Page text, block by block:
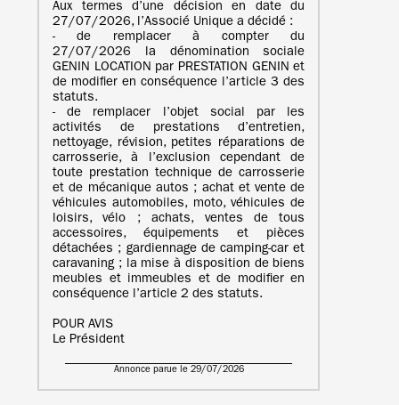
Aux termes d’une décision en date du
27/07/2026, l’Associé Unique a décidé :
- de remplacer à compter du
27/07/2026 la dénomination sociale
GENIN LOCATION par PRESTATION GENIN et
de modifier en conséquence l’article 3 des
statuts.
- de remplacer l’objet social par les
activités de prestations d’entretien,
nettoyage, révision, petites réparations de
carrosserie, à l’exclusion cependant de
toute prestation technique de carrosserie
et de mécanique autos ; achat et vente de
véhicules automobiles, moto, véhicules de
loisirs, vélo ; achats, ventes de tous
accessoires, équipements et pièces
détachées ; gardiennage de camping-car et
caravaning ; la mise à disposition de biens
meubles et immeubles et de modifier en
conséquence l’article 2 des statuts.
POUR AVIS
Le Président
Annonce parue le 29/07/2026